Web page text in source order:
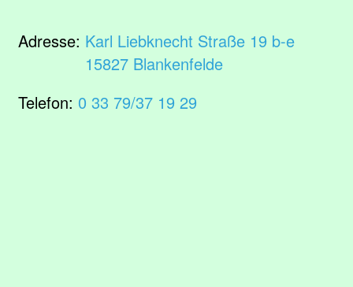
Adresse: Karl Liebknecht Straße 19 b-e
15827 Blankenfelde
Telefon: 0 33 79/37 19 29